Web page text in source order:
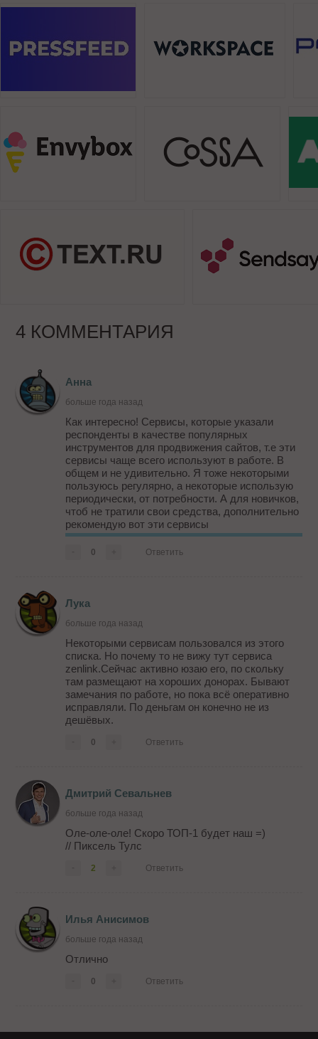
4 КОММЕНТАРИЯ
Анна
больше года назад
Как интересно! Сервисы, которые указали
респонденты в качестве популярных
инструментов для продвижения сайтов, т.е эти
сервисы чаще всего используют в работе. В
общем и не удивительно. Я тоже некоторыми
пользуюсь регулярно, а некоторые использую
периодически, от потребности. А для новичков,
чтоб не тратили свои средства, дополнительно
рекомендую вот эти сервисы
apanshin.ru/blog/wiki/free-seo-soft-for-beginners/,
которые мне тоже нравятся. А, вообще, seo-
0 Ответить
Лука
больше года назад
Некоторыми сервисам пользовался из этого
списка. Но почему то не вижу тут сервиса
zenlink.Сейчас активно юзаю его, по скольку
там размещают на хороших донорах. Бывают
замечания по работе, но пока всё оперативно
исправляли. По деньгам он конечно не из
дешёвых.
0 Ответить
Дмитрий Севальнев
больше года назад
Оле-оле-оле! Скоро ТОП-1 будет наш =)
// Пиксель Тулс
2 Ответить
Илья Анисимов
больше года назад
Отлично
0 Ответить